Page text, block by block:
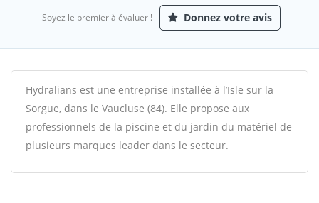
Soyez le premier à évaluer ! Donnez votre avis
Hydralians est une entreprise installée à l’Isle sur la
Sorgue, dans le Vaucluse (84). Elle propose aux
professionnels de la piscine et du jardin du matériel de
plusieurs marques leader dans le secteur.